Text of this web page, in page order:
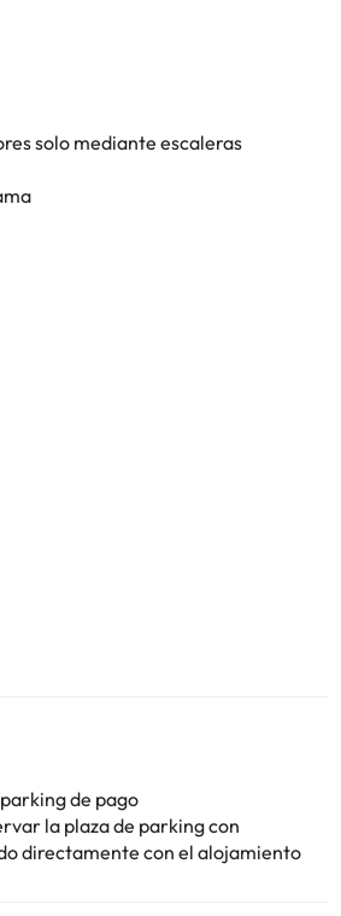
solo mediante escaleras
de pago
la plaza de parking con
directamente con el alojamiento